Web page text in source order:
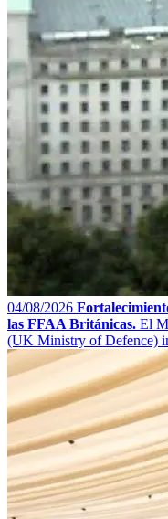
04/08/2026
las FFAA Británicas. El
(UK Ministry of Defence)